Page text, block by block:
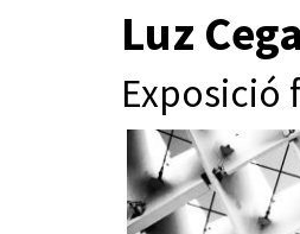
Luz
Exposició